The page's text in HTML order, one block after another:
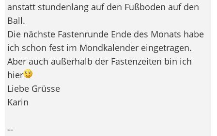
anstatt stundenlang auf den Fußboden auf den
Ball.
Die nächste Fastenrunde Ende des Monats habe
ich schon fest im Mondkalender eingetragen.
Aber auch außerhalb der Fastenzeiten bin ich
hier
Liebe Grüsse
Karin
--